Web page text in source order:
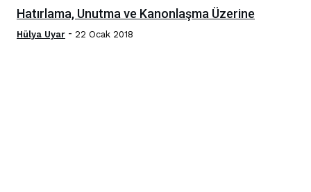
Hatırlama, Unutma ve Kanonlaşma Üzerine
Hülya Uyar - 22 Ocak 2018